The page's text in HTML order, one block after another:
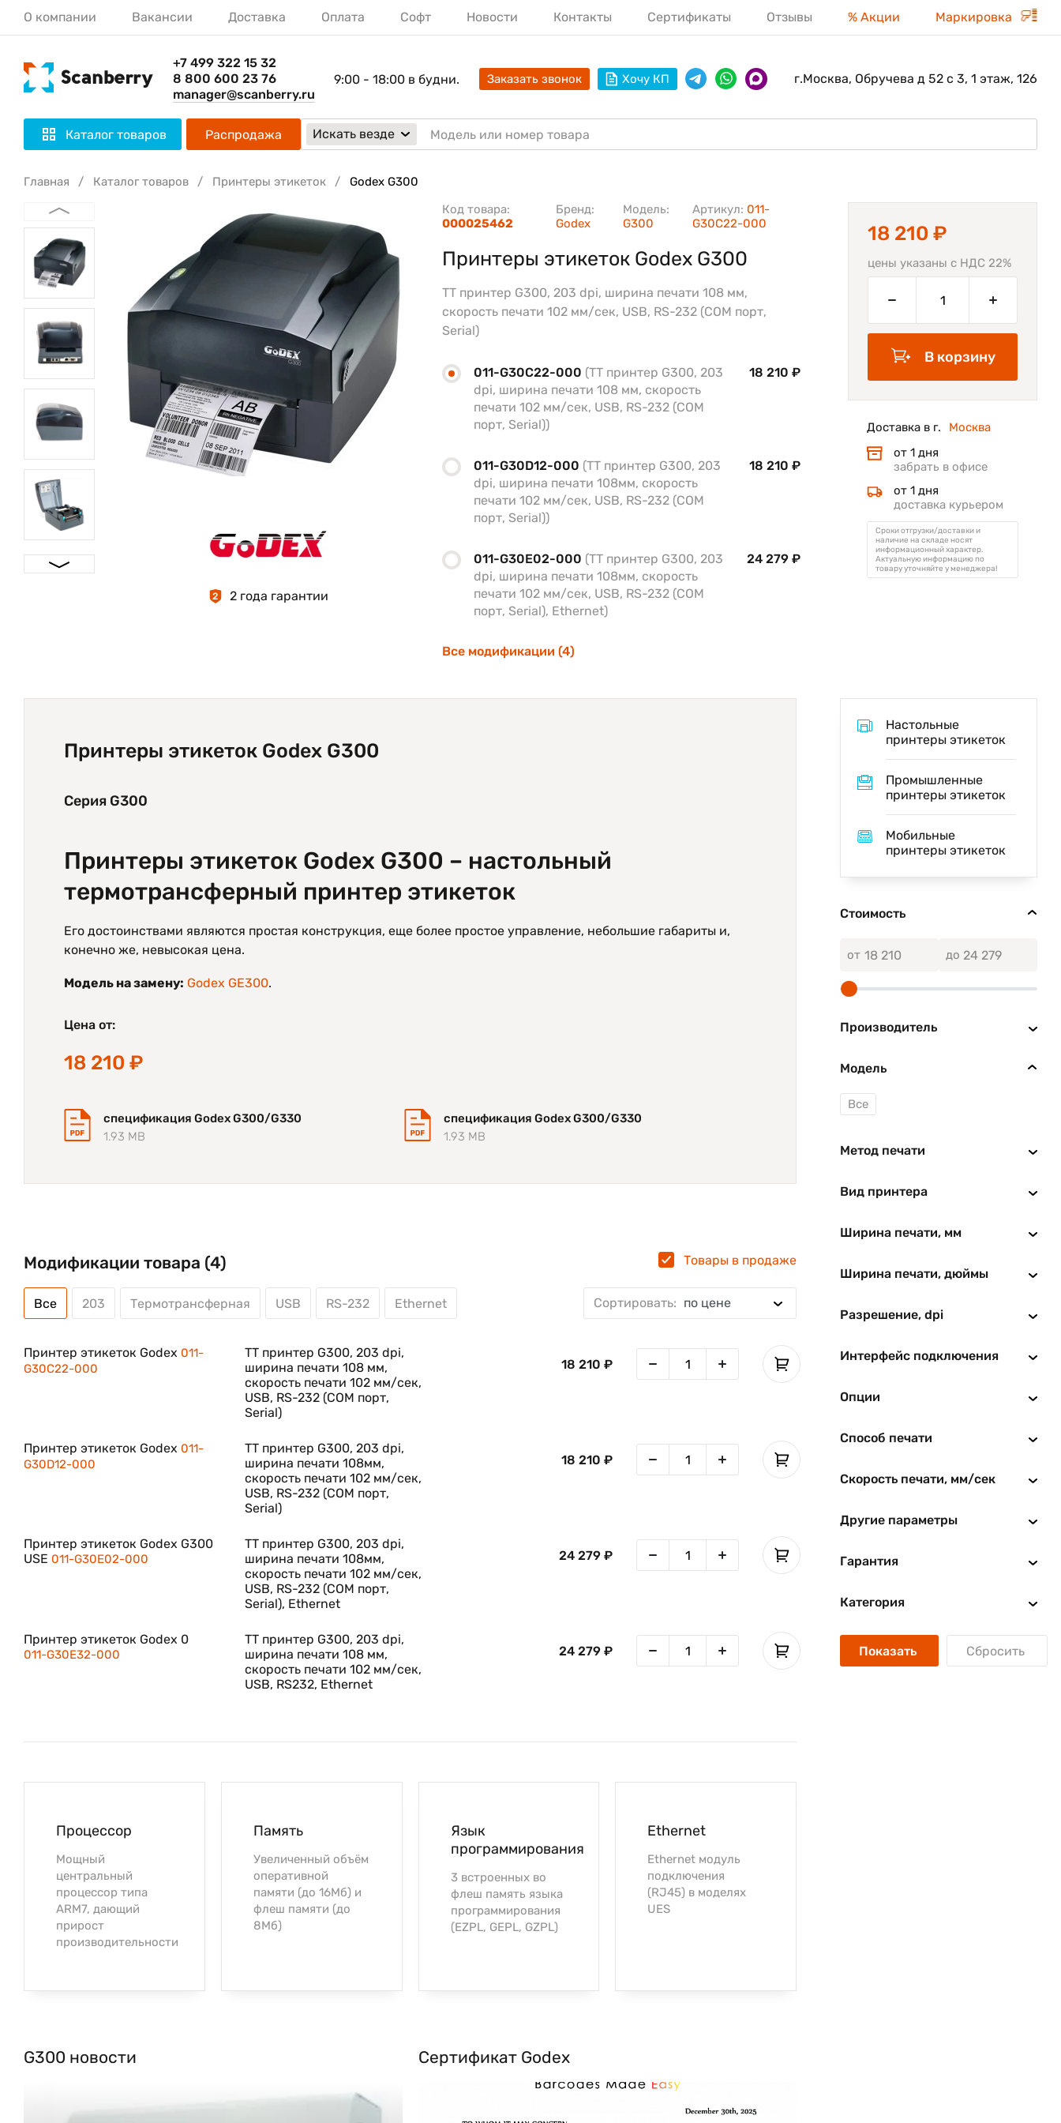
О компании Вакансии Доставка Оплата Софт Новости Контакты Сертификаты Отзывы % Акции Маркировка
+7 499 322 15 32
8 800 600 23 76
manager@scanberry.ru
9:00 - 18:00 в будни. Заказать звонок Хочу КП г.Москва, Обручева д 52 с 3, 1 этаж, 126
Каталог товаров Распродажа Искать везде
Главная Каталог товаров Принтеры этикеток Godex G300
2 2 года гарантии
Бренд:
Godex
Модель:
G300
Код товара:
000025462
Артикул: 011-
G30C22-000
Принтеры этикеток Godex G300
TT принтер G300, 203 dpi, ширина печати 108 мм,
скорость печати 102 мм/сек, USB, RS-232 (COM порт,
Serial)
011-G30C22-000 (TT принтер G300, 203
dpi, ширина печати 108 мм, скорость
печати 102 мм/сек, USB, RS-232 (COM
порт, Serial))
18 210 ₽
011-G30D12-000 (TT принтер G300, 203
dpi, ширина печати 108мм, скорость
печати 102 мм/сек, USB, RS-232 (COM
порт, Serial))
18 210 ₽
011-G30E02-000 (TT принтер G300, 203
dpi, ширина печати 108мм, скорость
печати 102 мм/сек, USB, RS-232 (COM
порт, Serial), Ethernet)
24 279 ₽
Все модификации (4)
18 210 ₽
цены указаны с НДС 22%
В корзину
Доставка в г.
Москва
от 1 дня
забрать в офисе
от 1 дня
доставка курьером
Сроки отгрузки/доставки и
наличие на складе носят
информационный характер.
Актуальную информацию по
товару уточняйте у менеджера!
Принтеры этикеток Godex G300
Серия G300
Принтеры этикеток Godex G300 – настольный
термотрансферный принтер этикеток
Его достоинствами являются простая конструкция, еще более простое управление, небольшие габариты и,
конечно же, невысокая цена.
Модель на замену: Godex GE300.
Цена от:
18 210 ₽
спецификация Godex G300/G330
1.93 MB
спецификация Godex G300/G330
1.93 MB
Модификации товара (4) Товары в продаже
Все 203 Термотрансферная USB RS-232 Ethernet Сортировать: по цене
Принтер этикеток Godex 011-
G30C22-000
TT принтер G300, 203 dpi,
ширина печати 108 мм,
скорость печати 102 мм/сек,
USB, RS-232 (COM порт,
Serial)
18 210 ₽
Принтер этикеток Godex 011-
G30D12-000
TT принтер G300, 203 dpi,
ширина печати 108мм,
скорость печати 102 мм/сек,
USB, RS-232 (COM порт,
Serial)
18 210 ₽
Принтер этикеток Godex G300
USE 011-G30E02-000
TT принтер G300, 203 dpi,
ширина печати 108мм,
скорость печати 102 мм/сек,
USB, RS-232 (COM порт,
Serial), Ethernet
24 279 ₽
Принтер этикеток Godex 0
011-G30E32-000
TT принтер G300, 203 dpi,
ширина печати 108 мм,
скорость печати 102 мм/сек,
USB, RS232, Ethernet
24 279 ₽
Процессор
Мощный
центральный
процессор типа
ARM7, дающий
прирост
производительности
Память
Увеличенный объём
оперативной
памяти (до 16Мб) и
флеш памяти (до
8Мб)
Язык
программирования
3 встроенных во
флеш память языка
программирования
(EZPL, GEPL, GZPL)
Ethernet
Ethernet модуль
подключения
(RJ45) в моделях
UES
G300 новости Сертификат Godex
Настольные
принтеры этикеток
Промышленные
принтеры этикеток
Мобильные
принтеры этикеток
Стоимость
от до
Производитель
Модель
Все
Метод печати
Вид принтера
Ширина печати, мм
Ширина печати, дюймы
Разрешение, dpi
Интерфейс подключения
Опции
Способ печати
Скорость печати, мм/сек
Другие параметры
Гарантия
Категория
Показать Сбросить